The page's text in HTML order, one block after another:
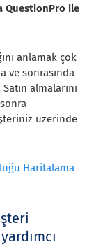
QuestionPro ile
anlamak çok
ve sonrasında
almalarını
üzerinde
Haritalama